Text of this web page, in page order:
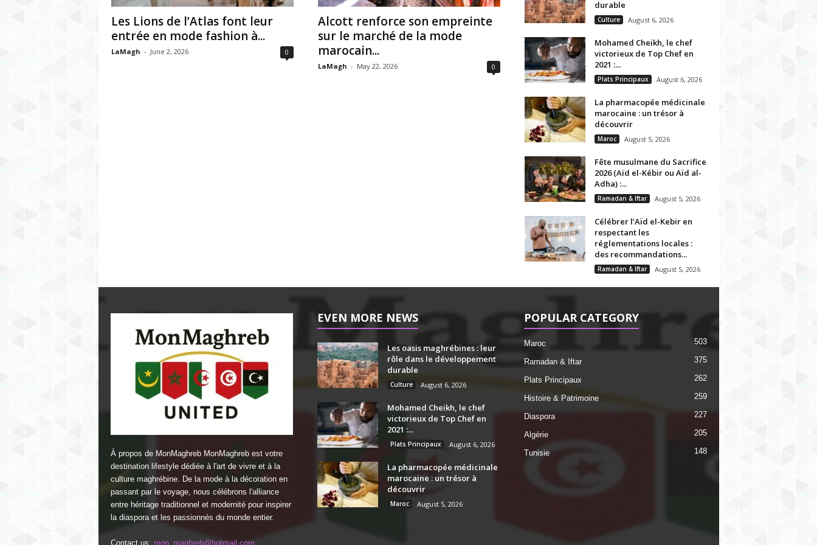
e
Les Lions de l’Atlas font leur
entrée en mode fashion à...
LaMagh - June 2, 2026 0
Alcott renforce son empreinte
sur le marché de la mode
marocain...
LaMagh - May 22, 2026 0
durable
Culture August 6, 2026
Mohamed Cheikh, le chef
victorieux de Top Chef en
2021 :...
Plats Principaux August 6, 2026
La pharmacopée médicinale
marocaine : un trésor à
découvrir
Maroc August 5, 2026
Fête musulmane du Sacrifice
2026 (Aïd el-Kébir ou Aïd al-
Adha) :...
Ramadan & Iftar August 5, 2026
Célébrer l’Aïd el-Kebir en
respectant les
réglementations locales :
des recommandations...
Ramadan & Iftar August 5, 2026
À propos de MonMaghreb MonMaghreb est votre
destination lifestyle dédiée à l'art de vivre et à la
culture maghrébine. De la mode à la décoration en
passant par le voyage, nous célébrons l'alliance
entre héritage traditionnel et modernité pour inspirer
la diaspora et les passionnés du monde entier.
Contact us: mon_maghreb@hotmail.com
EVEN MORE NEWS
Les oasis maghrébines : leur
rôle dans le développement
durable
Culture August 6, 2026
Mohamed Cheikh, le chef
victorieux de Top Chef en
2021 :...
Plats Principaux August 6, 2026
La pharmacopée médicinale
marocaine : un trésor à
découvrir
Maroc August 5, 2026
POPULAR CATEGORY
Maroc 503
Ramadan & Iftar 375
Plats Principaux 262
Histoire & Patrimoine 259
Diaspora 227
Algérie 205
Tunisie 148